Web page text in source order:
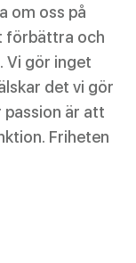
om oss på
förbättra och
Vi gör inget
det vi gör
är att
Friheten